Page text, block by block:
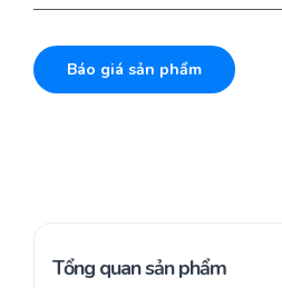
Báo giá sản phẩm
Tổng quan sản phẩm